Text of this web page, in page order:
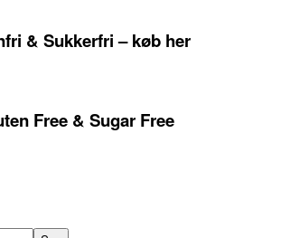
& Sukkerfri – køb her
Free & Sugar Free